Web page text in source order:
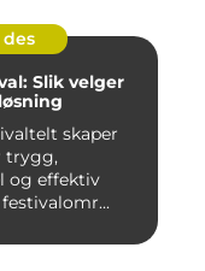
des
Slik velger
skaper
trygg,
og effektiv